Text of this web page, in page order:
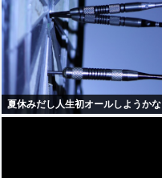
夏休みだし人生初オールしようかな